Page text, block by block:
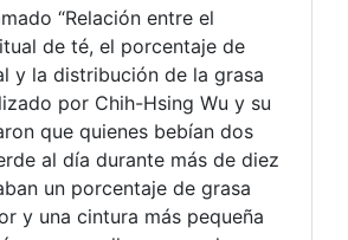
“Relación entre el
de té, el porcentaje de
y la distribución de la grasa
por Chih-Hsing Wu y su
que quienes bebían dos
al día durante más de diez
un porcentaje de grasa
y una cintura más pequeña